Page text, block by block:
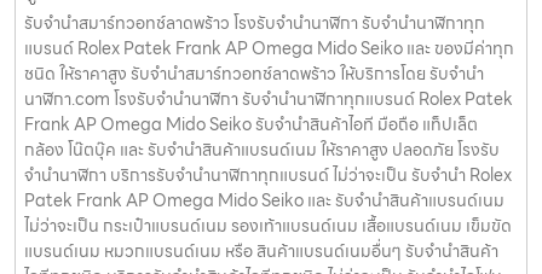
รับจำนำสมาร์ทวอทช์ลาดพร้าว โรงรับจำนำนาฬิกา รับจำนำนาฬิกาทุก
แบรนด์ Rolex Patek Frank AP Omega Mido Seiko และ ของมีค่าทุก
ชนิด ให้ราคาสูง รับจำนำสมาร์ทวอทช์ลาดพร้าว ให้บริการโดย รับจํานํา
นาฬิกา.com โรงรับจำนำนาฬิกา รับจำนำนาฬิกาทุกแบรนด์ Rolex Patek
Frank AP Omega Mido Seiko รับจำนำสินค้าไอที มือถือ แท็ปเล็ต
กล้อง โน๊ตบุ๊ค และ รับจำนำสินค้าแบรนด์เนม ให้ราคาสูง ปลอดภัย โรงรับ
จำนำนาฬิกา บริการรับจำนำนาฬิกาทุกแบรนด์ ไม่ว่าจะเป็น รับจำนำ Rolex
Patek Frank AP Omega Mido Seiko และ รับจำนำสินค้าแบรนด์เนม
ไม่ว่าจะเป็น กระเป๋าแบรนด์เนม รองเท้าแบรนด์เนม เสื้อแบรนด์เนม เข็มขัด
แบรนด์เนม หมวกแบรนด์เนม หรือ สินค้าแบรนด์เนมอื่นๆ รับจำนำสินค้า